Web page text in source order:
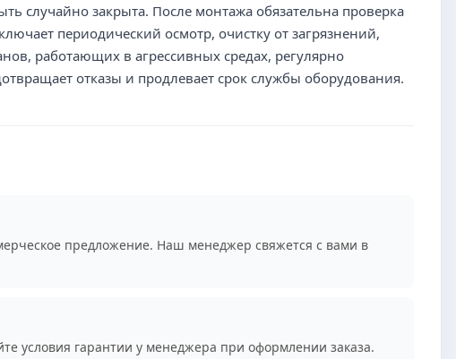
случайно закрыта. После монтажа обязательна проверка
периодический осмотр, очистку от загрязнений,
работающих в агрессивных средах, регулярно
отказы и продлевает срок службы оборудования.
предложение. Наш менеджер свяжется с вами в
условия гарантии у менеджера при оформлении заказа.